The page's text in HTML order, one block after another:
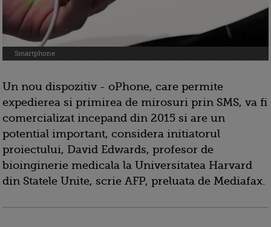
Smartphone
Un nou dispozitiv - oPhone, care permite
expedierea si primirea de mirosuri prin SMS, va fi
comercializat incepand din 2015 si are un
potential important, considera initiatorul
proiectului, David Edwards, profesor de
bioinginerie medicala la Universitatea Harvard
din Statele Unite, scrie AFP, preluata de Mediafax.